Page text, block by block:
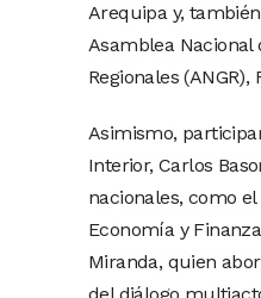
Arequipa y,
Asamblea Nacional
Regionales (ANGR),
Asimismo,
Interior, Carlos
nacionales, como
Economía y
Miranda, quien